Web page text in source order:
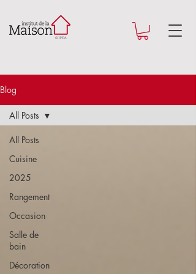
Blog
All Posts
Cuisine
2025
Rangement
Occasion
Salle de
bain
Décoration
All Posts